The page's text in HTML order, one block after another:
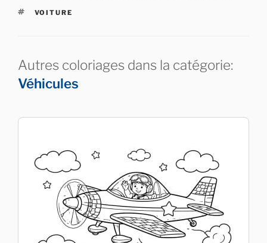
ÉTIQUETTES
VOITURE
Autres coloriages dans la catégorie:
Véhicules